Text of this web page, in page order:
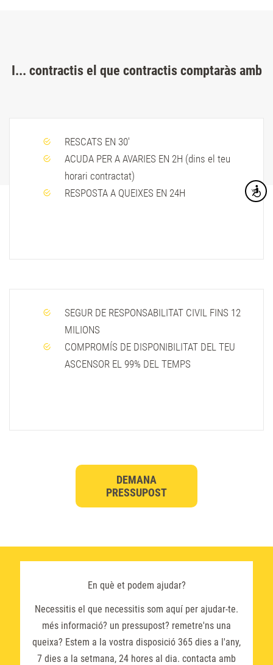
I... contractis el que contractis comptaràs amb
RESCATS EN 30'
ACUDA PER A AVARIES EN 2H (dins el teu
horari contractat)
RESPOSTA A QUEIXES EN 24H
SEGUR DE RESPONSABILITAT CIVIL FINS 12
MILIONS
COMPROMÍS DE DISPONIBILITAT DEL TEU
ASCENSOR EL 99% DEL TEMPS
DEMANA
PRESSUPOST
En què et podem ajudar?
Necessitis el que necessitis som aquí per ajudar-te.
més informació? un pressupost? remetre'ns una
queixa? Estem a la vostra disposició 365 dies a l'any,
7 dies a la setmana, 24 hores al dia. contacta amb